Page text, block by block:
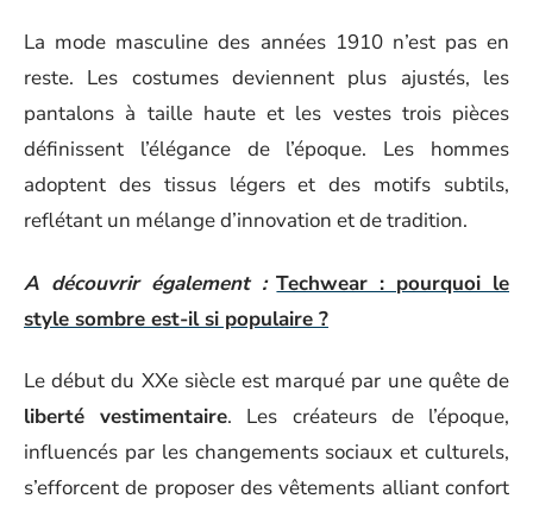
La mode masculine des années 1910 n’est pas en
reste. Les costumes deviennent plus ajustés, les
pantalons à taille haute et les vestes trois pièces
définissent l’élégance de l’époque. Les hommes
adoptent des tissus légers et des motifs subtils,
reflétant un mélange d’innovation et de tradition.
A découvrir également : Techwear : pourquoi le
style sombre est-il si populaire ?
Le début du XXe siècle est marqué par une quête de
liberté vestimentaire. Les créateurs de l’époque,
influencés par les changements sociaux et culturels,
s’efforcent de proposer des vêtements alliant confort